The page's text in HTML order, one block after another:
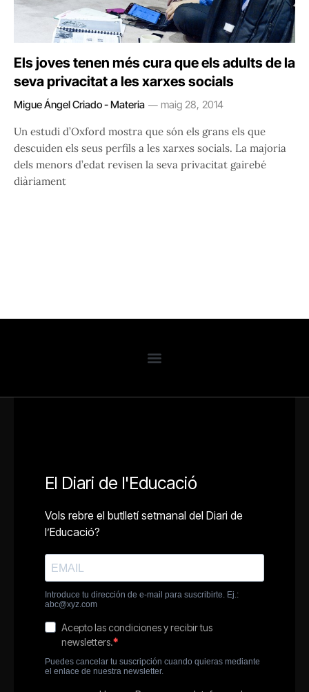
Els joves tenen més cura que els adults de la
seva privacitat a les xarxes socials
Migue Ángel Criado - Materia maig 28, 2014
Un estudi d’Oxford mostra que són els grans els que
descuiden els seus perfils a les xarxes socials. La majoria
dels menors d’edat revisen la seva privacitat gairebé
diàriament